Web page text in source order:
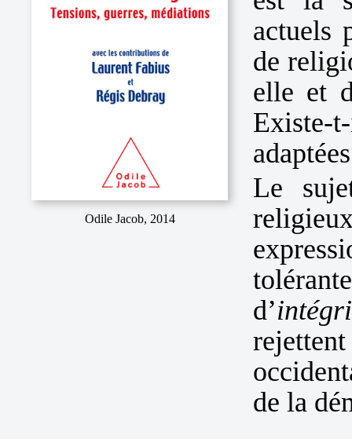
Odile Jacob, 2014
actuels
de
elle et
Existe-
Le
d’
de la